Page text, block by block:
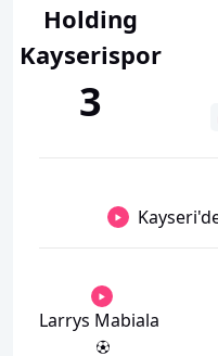
Holding
Kayserispor
3
Larrys Mabiala